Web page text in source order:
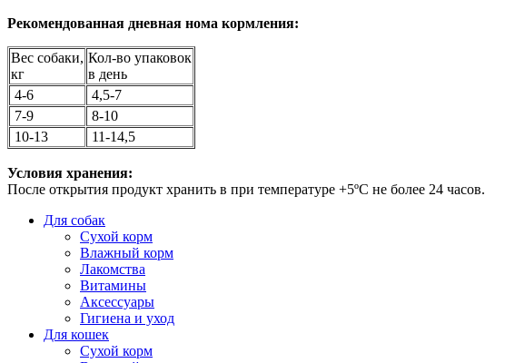
Рекомендованная дневная нома кормления:
Вес собаки,
кг
Кол-во упаковок
в день
4-6
4,5-7
7-9
8-10
10-13
11-14,5
Условия хранения:
После открытия продукт хранить в при температуре +5ºС не более 24 часов.
Для собак
Сухой корм
Влажный корм
Лакомства
Витамины
Аксессуары
Гигиена и уход
Для кошек
Сухой корм